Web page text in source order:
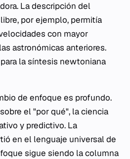
La descripción del
por ejemplo, permitía
con mayor
astronómicas anteriores.
la síntesis newtoniana
de enfoque es profundo.
el "por qué", la ciencia
y predictivo. La
en el lenguaje universal de
sigue siendo la columna